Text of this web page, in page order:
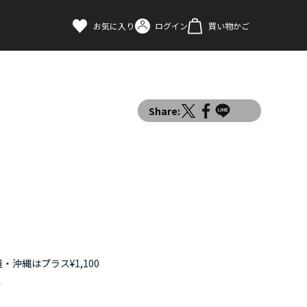
お気に入り ログイン 買い物かご
Share:
沖縄はプラス¥1,100